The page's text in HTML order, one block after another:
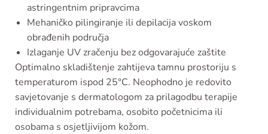
astringentnim pripravcima
Mehaničko pilingiranje ili depilacija voskom
obrađenih područja
Izlaganje UV zračenju bez odgovarajuće zaštite
Optimalno skladištenje zahtijeva tamnu prostoriju s
temperaturom ispod 25°C. Neophodno je redovito
savjetovanje s dermatologom za prilagodbu terapije
individualnim potrebama, osobito početnicima ili
osobama s osjetljivijom kožom.